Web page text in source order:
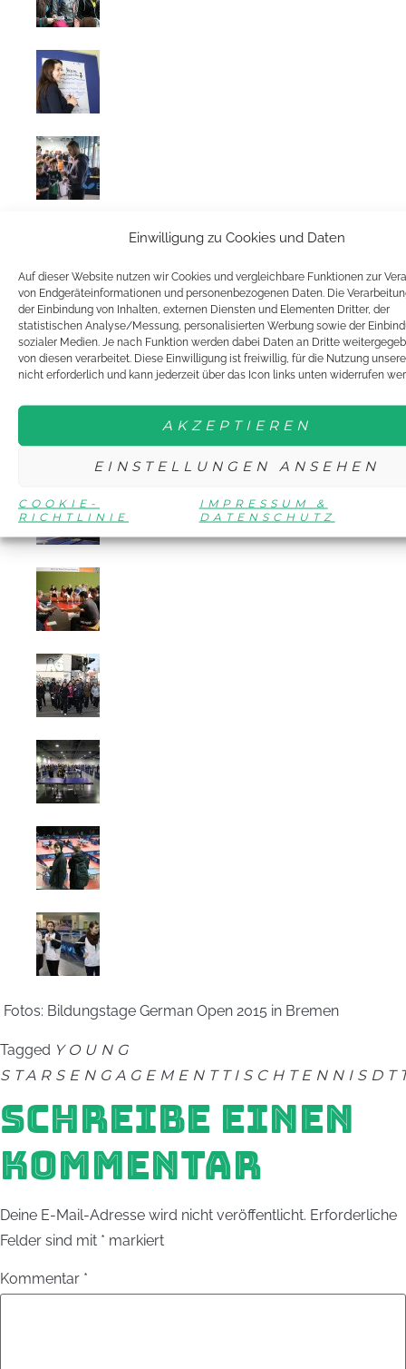
Einwilligung zu Cookies und Daten
Auf dieser Website nutzen wir Cookies und vergleichbare Funktionen zur
von Endgeräteinformationen und personenbezogenen Daten. Die
der Einbindung von Inhalten, externen Diensten und Elementen Dritter, der
statistischen Analyse/Messung, personalisierten Werbung sowie der
sozialer Medien. Je nach Funktion werden dabei Daten an Dritte
von diesen verarbeitet. Diese Einwilligung ist freiwillig, für die Nutzung
nicht erforderlich und kann jederzeit über das Icon links unten widerrufen
AKZEPTIEREN
EINSTELLUNGEN ANSEHEN
COOKIE-
RICHTLINIE
IMPRESSUM &
DATENSCHUTZ
Fotos: Bildungstage German Open 2015 in Bremen
Tagged YOUNG
STARS ENGAGEMENT TISCHTENNIS
SCHREIBE EINEN
KOMMENTAR
Deine E-Mail-Adresse wird nicht veröffentlicht. Erforderliche
Felder sind mit * markiert
Kommentar *